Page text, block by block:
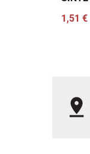
1,51 €